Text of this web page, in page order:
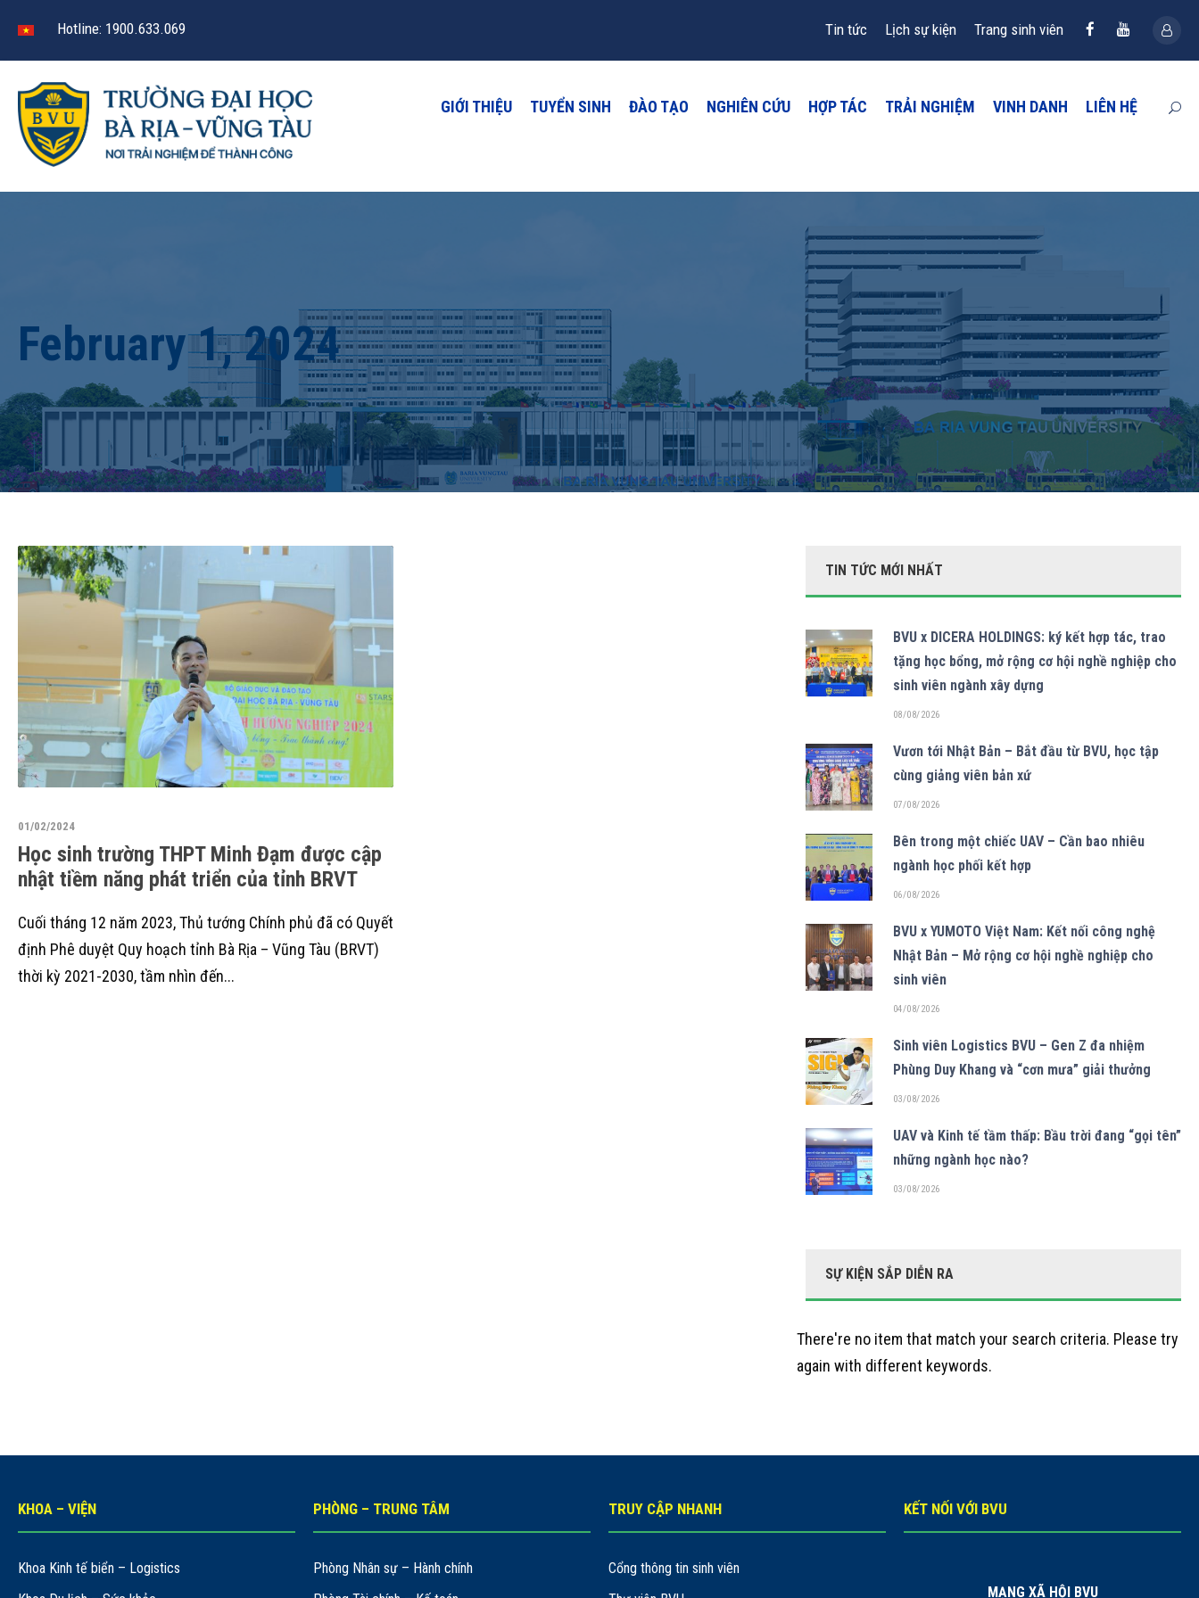
Hotline: 1900.633.069 Tin tức Lịch sự kiện Trang sinh viên
GIỚI THIỆU TUYỂN SINH ĐÀO TẠO NGHIÊN CỨU HỢP TÁC TRẢI NGHIỆM VINH DANH LIÊN HỆ
February 1, 2024
01/02/2024
Học sinh trường THPT Minh Đạm được cập
nhật tiềm năng phát triển của tỉnh BRVT
Cuối tháng 12 năm 2023, Thủ tướng Chính phủ đã có Quyết
định Phê duyệt Quy hoạch tỉnh Bà Rịa – Vũng Tàu (BRVT)
thời kỳ 2021-2030, tầm nhìn đến...
TIN TỨC MỚI NHẤT
BVU x DICERA HOLDINGS: ký kết hợp tác, trao
tặng học bổng, mở rộng cơ hội nghề nghiệp cho
sinh viên ngành xây dựng
08/08/2026
Vươn tới Nhật Bản – Bắt đầu từ BVU, học tập
cùng giảng viên bản xứ
07/08/2026
Bên trong một chiếc UAV – Cần bao nhiêu
ngành học phối kết hợp
06/08/2026
BVU x YUMOTO Việt Nam: Kết nối công nghệ
Nhật Bản – Mở rộng cơ hội nghề nghiệp cho
sinh viên
04/08/2026
Sinh viên Logistics BVU – Gen Z đa nhiệm
Phùng Duy Khang và “cơn mưa” giải thưởng
03/08/2026
UAV và Kinh tế tầm thấp: Bầu trời đang “gọi tên”
những ngành học nào?
03/08/2026
SỰ KIỆN SẮP DIỄN RA
There're no item that match your search criteria. Please try
again with different keywords.
KHOA – VIỆN
Khoa Kinh tế biển – Logistics
PHÒNG – TRUNG TÂM
Phòng Nhân sự – Hành chính
TRUY CẬP NHANH
Cổng thông tin sinh viên
KẾT NỐI VỚI BVU
MẠNG XÃ HỘI BVU